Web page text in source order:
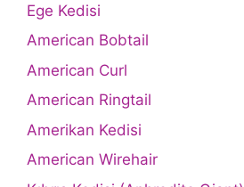
Ege Kedisi
American Bobtail
American Curl
American Ringtail
Amerikan Kedisi
American Wirehair